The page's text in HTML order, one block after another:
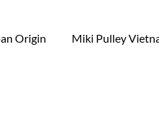
Miki Pulley